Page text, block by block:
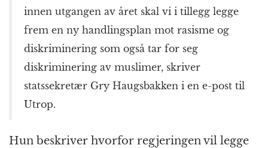
innen utgangen av året skal vi i tillegg legge
frem en ny handlingsplan mot rasisme og
diskriminering som også tar for seg
diskriminering av muslimer, skriver
statssekretær Gry Haugsbakken i en e-post til
Utrop.
Hun beskriver hvorfor regjeringen vil legge